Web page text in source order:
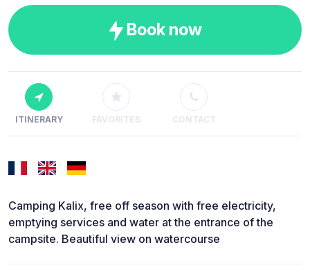
Book now
ITINERARY FAVORITES CONTACT
Camping Kalix, free off season with free electricity,
emptying services and water at the entrance of the
campsite. Beautiful view on watercourse